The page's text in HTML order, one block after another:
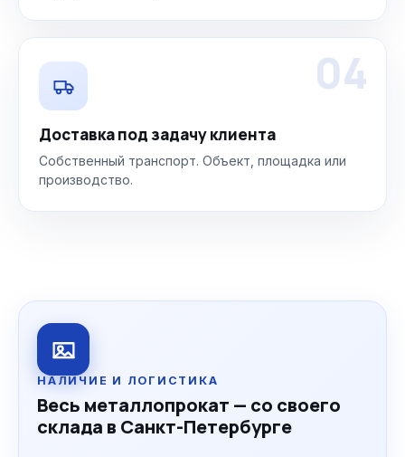
04
Доставка под задачу клиента
Собственный транспорт. Объект, площадка или
производство.
НАЛИЧИЕ И ЛОГИСТИКА
Весь металлопрокат — со своего
склада в Санкт-Петербурге